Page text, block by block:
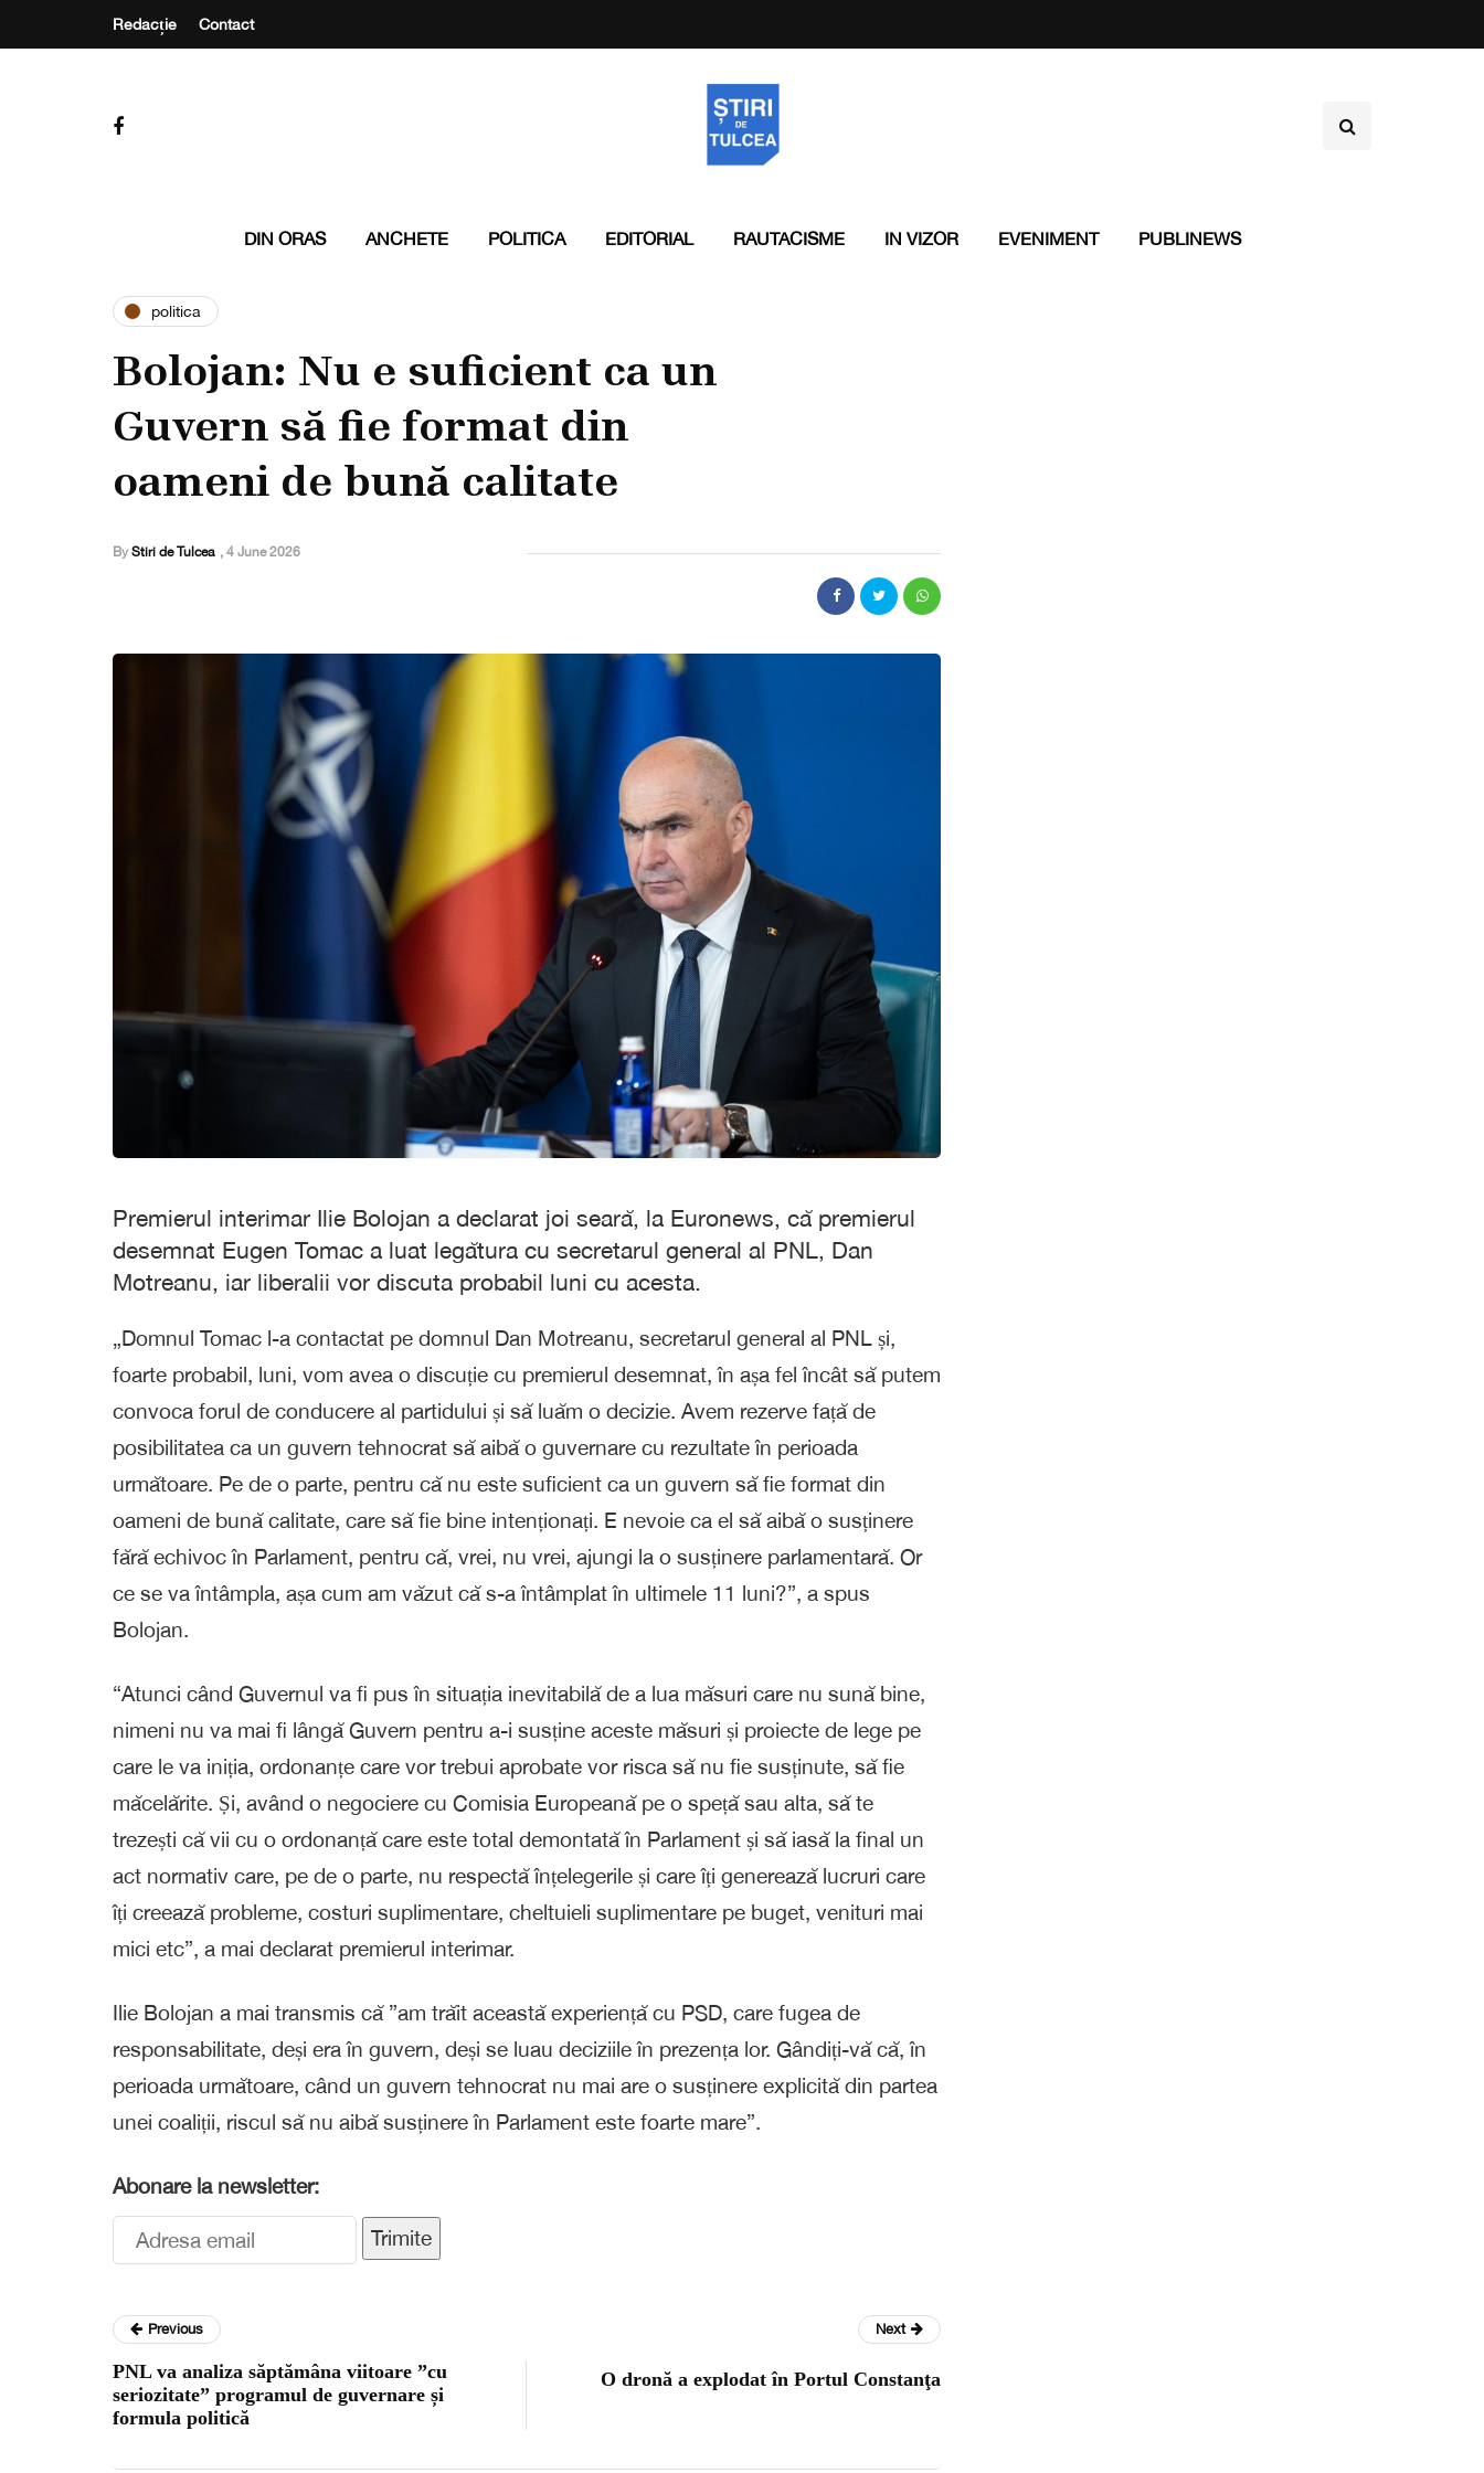
Redacție Contact
DIN ORAS ANCHETE POLITICA EDITORIAL RAUTACISME IN VIZOR EVENIMENT PUBLINEWS
politica
Bolojan: Nu e suficient ca un
Guvern să fie format din
oameni de bună calitate
By Stiri de Tulcea , 4 June 2026
Premierul interimar Ilie Bolojan a declarat joi seară, la Euronews, că premierul
desemnat Eugen Tomac a luat legătura cu secretarul general al PNL, Dan
Motreanu, iar liberalii vor discuta probabil luni cu acesta.
„Domnul Tomac l-a contactat pe domnul Dan Motreanu, secretarul general al PNL și,
foarte probabil, luni, vom avea o discuție cu premierul desemnat, în așa fel încât să putem
convoca forul de conducere al partidului și să luăm o decizie. ​Avem rezerve față de
posibilitatea ca un guvern tehnocrat să aibă o guvernare cu rezultate în perioada
următoare. Pe de o parte, pentru că nu este suficient ca un guvern să fie format din
oameni de bună calitate, care să fie bine intenționați. E nevoie ca el să aibă o susținere
fără echivoc în Parlament, pentru că, vrei, nu vrei, ajungi la o susținere parlamentară. Or
ce se va întâmpla, așa cum am văzut că s-a întâmplat în ultimele 11 luni?”, a spus
Bolojan.
“Atunci când Guvernul va fi pus în situația inevitabilă de a lua măsuri care nu sună bine,
nimeni nu va mai fi lângă Guvern pentru a-i susține aceste măsuri și proiecte de lege pe
care le va iniția, ordonanțe care vor trebui aprobate vor risca să nu fie susținute, să fie
măcelărite. Și, având o negociere cu Comisia Europeană pe o speță sau alta, să te
trezești că vii cu o ordonanță care este total demontată în Parlament și să iasă la final un
act normativ care, pe de o parte, nu respectă înțelegerile și care îți generează lucruri care
îți creează probleme, costuri suplimentare, cheltuieli suplimentare pe buget, venituri mai
mici etc”, a mai declarat premierul interimar.
Ilie Bolojan a mai transmis că ​”am trăit această experiență cu PSD, care fugea de
responsabilitate, deși era în guvern, deși se luau deciziile în prezența lor. Gândiți-vă că, în
perioada următoare, când un guvern tehnocrat nu mai are o susținere explicită din partea
unei coaliții, riscul să nu aibă susținere în Parlament este foarte mare”.
Abonare la newsletter:
Trimite
Previous
PNL va analiza săptămâna viitoare ”cu
seriozitate” programul de guvernare și
formula politică
Next
O dronă a explodat în Portul Constanţa